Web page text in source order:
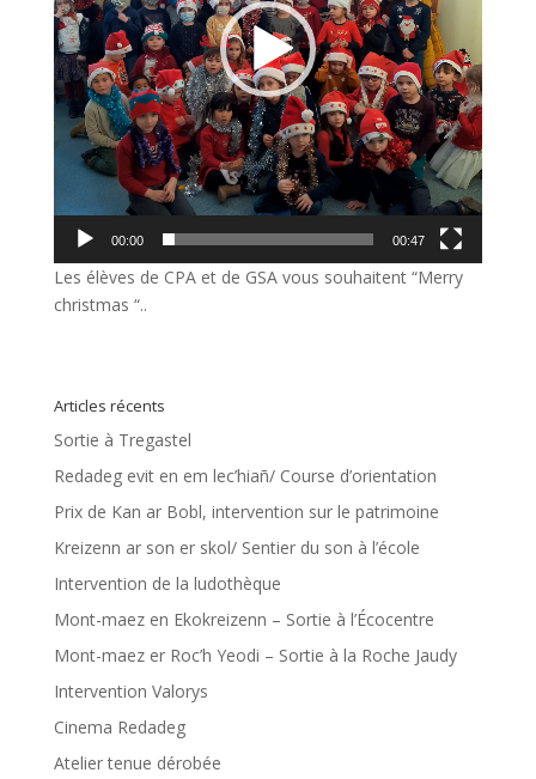
00:00 00:47
Les élèves de CPA et de GSA vous souhaitent “Merry
christmas “..
Articles récents
Sortie à Tregastel
Redadeg evit en em lec’hiañ/ Course d’orientation
Prix de Kan ar Bobl, intervention sur le patrimoine
Kreizenn ar son er skol/ Sentier du son à l’école
Intervention de la ludothèque
Mont-maez en Ekokreizenn – Sortie à l’Écocentre
Mont-maez er Roc’h Yeodi – Sortie à la Roche Jaudy
Intervention Valorys
Cinema Redadeg
Atelier tenue dérobée